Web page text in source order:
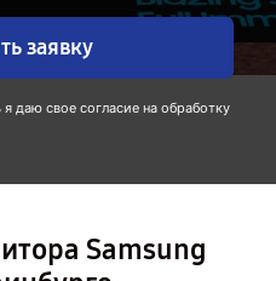
заявку
даю свое согласие на обработку
Samsung